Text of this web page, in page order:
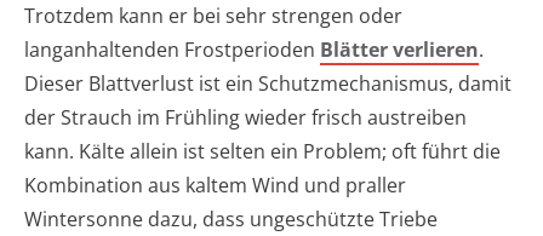
Trotzdem kann er bei sehr strengen oder
langanhaltenden Frostperioden Blätter verlieren.
Dieser Blattverlust ist ein Schutzmechanismus, damit
der Strauch im Frühling wieder frisch austreiben
kann. Kälte allein ist selten ein Problem; oft führt die
Kombination aus kaltem Wind und praller
Wintersonne dazu, dass ungeschützte Triebe